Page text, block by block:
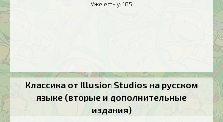
Уже есть у: 185
Классика от Illusion Studios на русском
языке (вторые и дополнительные
издания)